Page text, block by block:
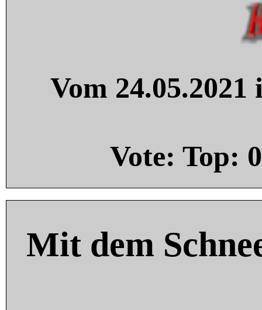
Vom
Vote: Top: 0
Mit dem